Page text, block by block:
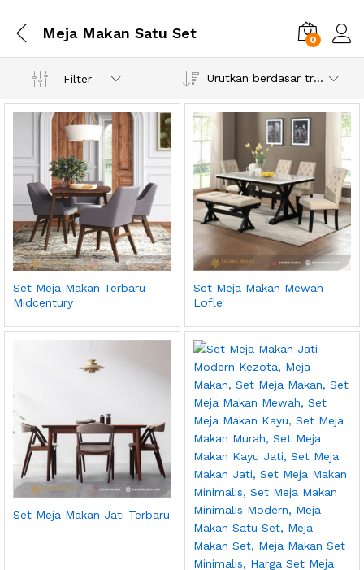
Meja Makan Satu Set 0
Filter Urutkan berdasar tren
Set Meja Makan Terbaru
Midcentury
Set Meja Makan Mewah
Lofle
Set Meja Makan Jati Terbaru